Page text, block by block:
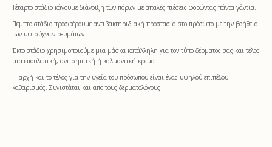
Τέταρτο στάδιο κάνουμε διάνοιξη των πόρων με απαλές πιέσεις φορώντας πάντα γάντια.
Πέμπτο στάδιο προσφέρουμε αντιβακτηριδιακή προστασία στο πρόσωπο με την βοήθεια
των υψισύχνων ρευμάτων.
Έκτο στάδιο χρησιμοποιούμε μια μάσκα κατάλληλη για τον τύπο δέρματος σας και τέλος
μια επουλωτική, αντισηπτική ή καλμαντική κρέμα.
Η αρχή και το τέλος για την υγεία του πρόσωπου είναι ένας υψηλού επιπέδου
καθαρισμός. Συνιστάται και απο τους δερματολόγους.